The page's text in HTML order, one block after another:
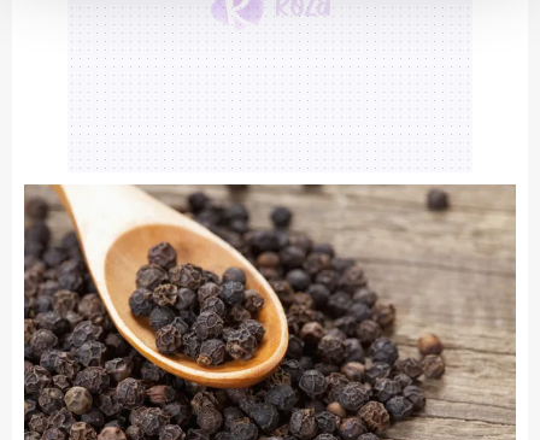
Her halükârda, kullanıcılar, bu çerezlere izin vermedikleri
takdirde, kullanıcılara hedefli reklamlar
gösterilmeyecektir."
Sizlere daha iyi bir hizmet sunabilmek için İnternet
Sitemizde kendimize ve üçüncü kişilere ait çerezler
kullanılmaktadır. Bu çerezler vasıtasıyla çeşitli kişisel
verileriniz işlenmekte olup gerekli olan çerezler bilgi
toplumu hizmetlerinin sunulması amacıyla
kullanılmaktadır. Diğer çerezler, sitemizin daha işlevsel
kılınması ve kişiselleştirilmesi ve sizlere yönelik
reklam/pazarlama faaliyetlerinin yapılması, amaçlarıyla
sınırlı olarak açık rızanız dahilinde kullanılacaktır.
Çerezlere ilişkin tercihlerinizi aşağıda yer alan panel